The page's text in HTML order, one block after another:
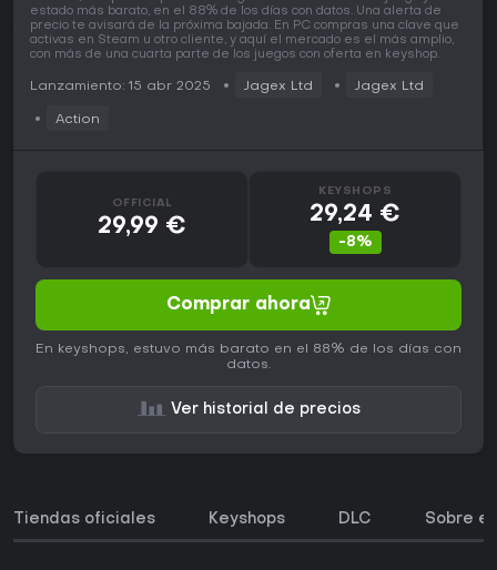
estado más barato, en el 88% de los días con datos. Una alerta de
precio te avisará de la próxima bajada. En PC compras una clave que
activas en Steam u otro cliente, y aquí el mercado es el más amplio,
con más de una cuarta parte de los juegos con oferta en keyshop.
Lanzamiento: 15 abr 2025 Jagex Ltd Jagex Ltd
Action
OFFICIAL
29,99 €
KEYSHOPS
29,24 €
-8%
Comprar ahora
En keyshops, estuvo más barato en el 88% de los días con
datos.
Ver historial de precios
Tiendas oficiales Keyshops DLC Sobre